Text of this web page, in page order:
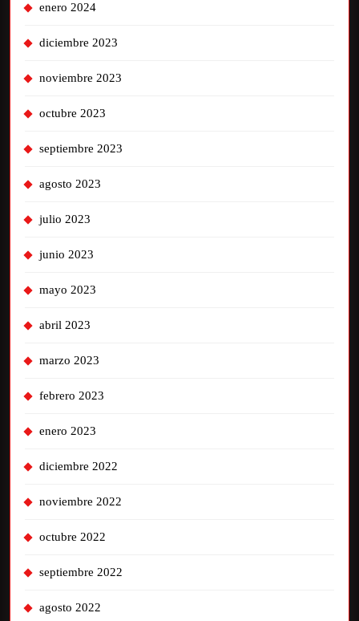
enero 2024
diciembre 2023
noviembre 2023
octubre 2023
septiembre 2023
agosto 2023
julio 2023
junio 2023
mayo 2023
abril 2023
marzo 2023
febrero 2023
enero 2023
diciembre 2022
noviembre 2022
octubre 2022
septiembre 2022
agosto 2022